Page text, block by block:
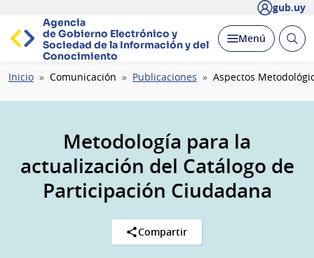
gub.uy
Agencia
de Gobierno Electrónico y
Sociedad de la Información y del
Conocimiento
Desplegar
Menú Abrir
Ruta
navegación
Inicio Comunicación Publicaciones Aspectos
Metodología para la
actualización del Catálogo de
Participación Ciudadana
Compartir